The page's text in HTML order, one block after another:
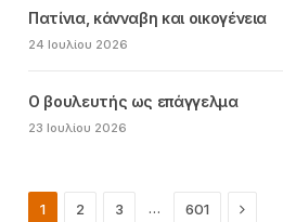
Πατίνια, κάνναβη και οικογένεια
24 Ιουλίου 2026
Ο βουλευτής ως επάγγελμα
23 Ιουλίου 2026
1 2 3 … 601 Next